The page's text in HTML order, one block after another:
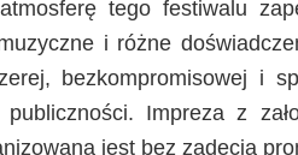
tego festiwalu
i różne
bezkompromisowej i
publiczności. Impreza z
jest bez zadęcia